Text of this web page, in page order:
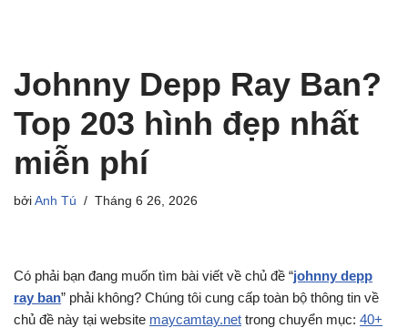
Johnny Depp Ray Ban?
Top 203 hình đẹp nhất
miễn phí
bởi Anh Tú Tháng 6 26, 2026
Có phải bạn đang muốn tìm bài viết về chủ đề “johnny depp
ray ban” phải không? Chúng tôi cung cấp toàn bộ thông tin về
chủ đề này tại website maycamtay.net trong chuyển mục: 40+